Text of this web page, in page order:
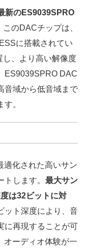
新のES9039SPRO
このDACチップは、
に搭載されてい
し、より高い解像度
ES9039SPRO DAC
音域から低音域まで
。
適化された高いサン
します。 最大サン
は32ビットに対
ット深度により、音
に再現することが可
オーディオ体験が一